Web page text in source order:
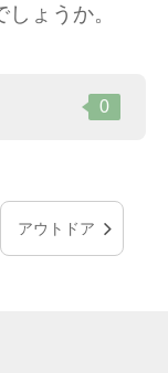
ょうか。
0
アウトドア